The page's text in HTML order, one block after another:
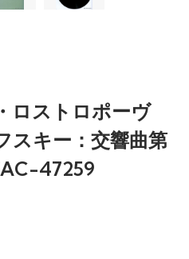
ロストロポーヴ
スキー：交響曲第
47259